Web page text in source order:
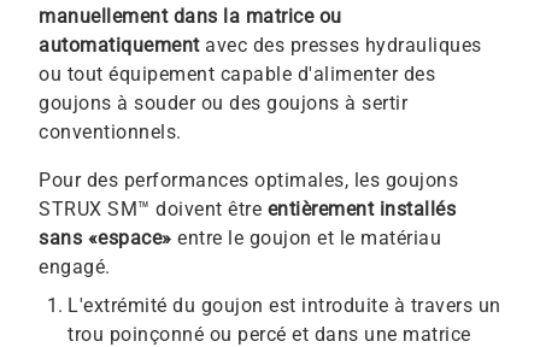
manuellement dans la matrice ou
automatiquementavec des presses hydrauliques
ou tout équipement capable d'alimenter des
goujons à souder ou des goujons à sertir
conventionnels.
Pour des performances optimales, les goujons
STRUX SM™ doivent être entièrement installés
sans «espace» entre le goujon et le matériau
engagé.
L'extrémité du goujon est introduite à travers un
trou poinçonné ou percé et dans une matrice